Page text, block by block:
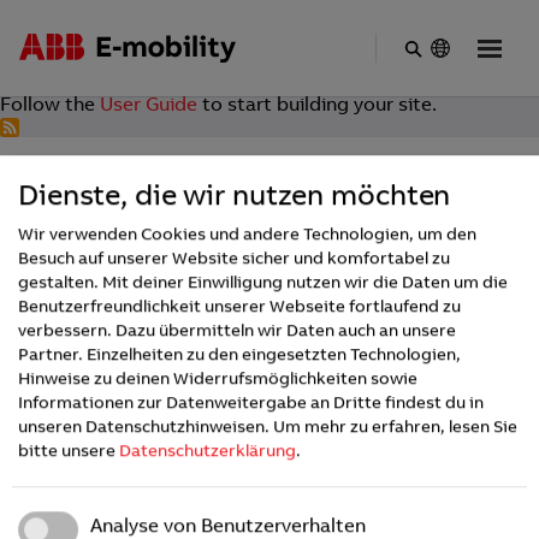
Dienste, die wir nutzen möchten
Wir verwenden Cookies und andere Technologien, um den
Besuch auf unserer Website sicher und komfortabel zu
gestalten. Mit deiner Einwilligung nutzen wir die Daten um die
Benutzerfreundlichkeit unserer Webseite fortlaufend zu
verbessern. Dazu übermitteln wir Daten auch an unsere
Partner. Einzelheiten zu den eingesetzten Technologien,
Hinweise zu deinen Widerrufsmöglichkeiten sowie
Informationen zur Datenweitergabe an Dritte findest du in
unseren Datenschutzhinweisen. Um mehr zu erfahren, lesen Sie
bitte unsere Datenschutzerklärung.
Analyse von Benutzerverhalten
to
main
content
Follow theUser Guideto start building your site.
Footer
INDUSTRIES
COMPANY